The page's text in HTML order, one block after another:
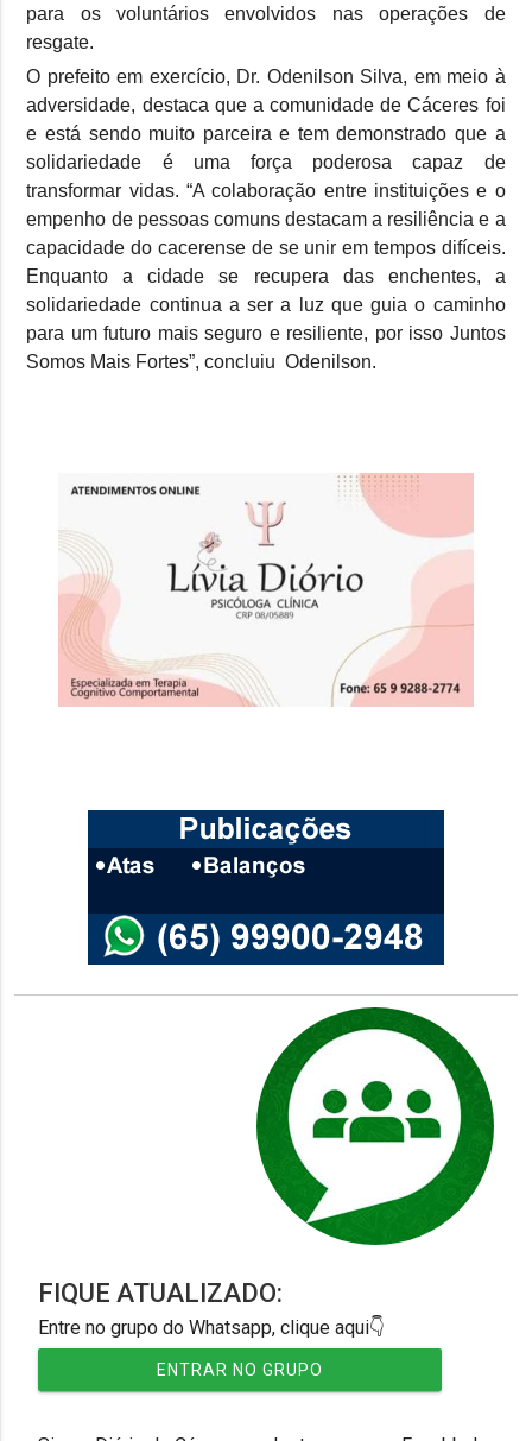
para os voluntários envolvidos nas operações de
resgate.
O prefeito em exercício, Dr. Odenilson Silva, em meio à
adversidade, destaca que a comunidade de Cáceres foi
e está sendo muito parceira e tem demonstrado que a
solidariedade é uma força poderosa capaz de
transformar vidas. “A colaboração entre instituições e o
empenho de pessoas comuns destacam a resiliência e a
capacidade do cacerense de se unir em tempos difíceis.
Enquanto a cidade se recupera das enchentes, a
solidariedade continua a ser a luz que guia o caminho
para um futuro mais seguro e resiliente, por isso Juntos
Somos Mais Fortes”, concluiu Odenilson.
FIQUE ATUALIZADO:
Entre no grupo do Whatsapp, clique aqui👇
ENTRAR NO GRUPO